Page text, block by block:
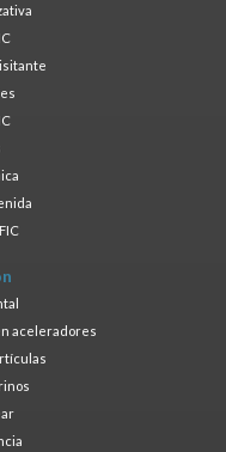
aceleradores